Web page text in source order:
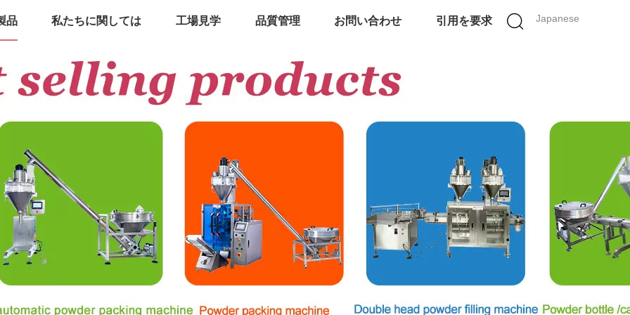
Japanese
品 私たちに関しては 工場見学 品質管理 お問い合わせ 引用を要求